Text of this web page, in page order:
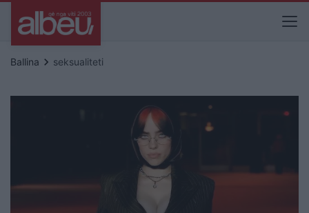
Ballina keyboard_arrow_right seksualiteti